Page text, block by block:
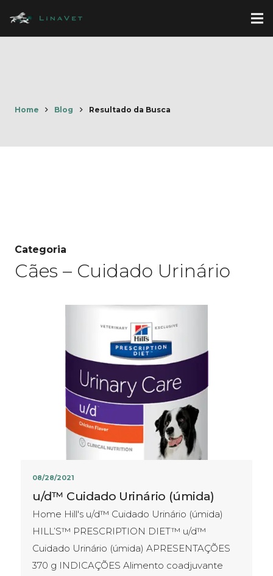
Home Blog Resultado da Busca
Categoria
Cães – Cuidado Urinário
08/28/2021
u/d™ Cuidado Urinário (úmida)
Home Hill's u/d™ Cuidado Urinário (úmida)
HILL’S™ PRESCRIPTION DIET™ u/d™
Cuidado Urinário (úmida) APRESENTAÇÕES​
370 g INDICAÇÕES Alimento coadjuvante